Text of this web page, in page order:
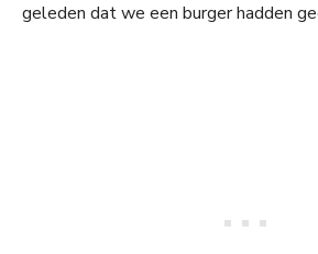
geleden dat we een burger hadden